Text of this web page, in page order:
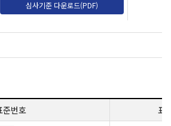
심사기준 다운로드(PDF)
준번호
표